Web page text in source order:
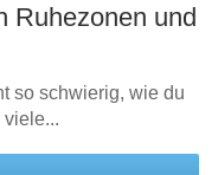
Ruhezonen und
so schwierig, wie du